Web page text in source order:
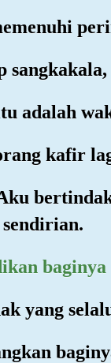
sangkakala,
adalah
kafir
yang